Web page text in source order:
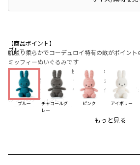
ブルー
ブルー
チャコールグ
レー
ピンク アイボリー
【商品ポイント】
肌触り柔らかでコーデュロイ特有の畝がポイント
ミッフィーぬいぐるみです
23cmのサイズは小さいお子さんとのおでかけに
ベビーカーやチャイルドシートに乗せるにもちょ
インテリアとして、玄関やベットサイドに置けば
おうちのアイコンに！
お尻にかわいいタグが付いています
出産祝いのファーストトイとしても喜ばれるアイ
1933年にオランダで設立されたBON TON TOYS
もっと見る